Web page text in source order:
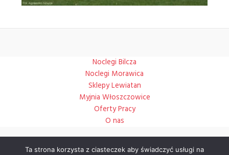
Noclegi Bilcza
Noclegi Morawica
Sklepy Lewiatan
Myjnia Włoszczowice
Oferty Pracy
O nas
Ta strona korzysta z ciasteczek aby świadczyć usługi na